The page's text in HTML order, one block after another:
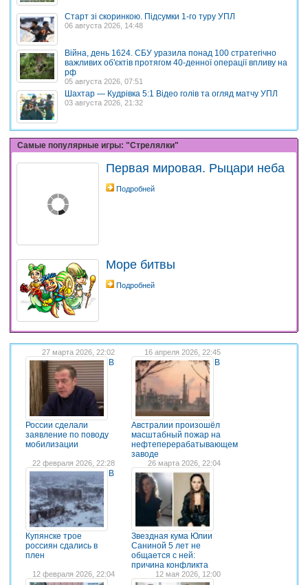
Старт зі скоринкою. Підсумки 1-го туру УПЛ
06 августа 2026, 14:48
Війна, день 1624. СБУ уразила понад 100 стратегічно
важливих об'єктів протягом 40-денної операції впливу на
рф
05 августа 2026, 07:51
Шахтар — Кудрівка 5:1 Відео голів та огляд матчу УПЛ
03 августа 2026, 21:32
Самые популярные игры: "Стрелялки"
Первая мировая. Рыцари неба
Подробней
Море битвы
Подробней
27 марта 2026, 22:02
В
России сделали
заявление по поводу
мобилизации
16 апреля 2026, 22:45
В
Австралии произошёл
масштабный пожар на
нефтеперерабатывающем
заводе
22 февраля 2026, 22:28
В
Купянске трое
россиян сдались в
плен
26 марта 2026, 22:04
Звездная кума Юлии
Саниной 5 лет не
общается с ней:
причина конфликта
12 февраля 2026, 22:04 12 мая 2026, 12:00